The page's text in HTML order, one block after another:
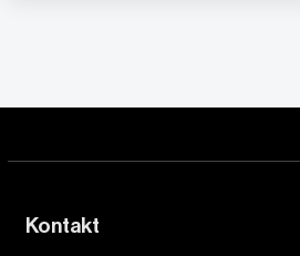
Kontakt